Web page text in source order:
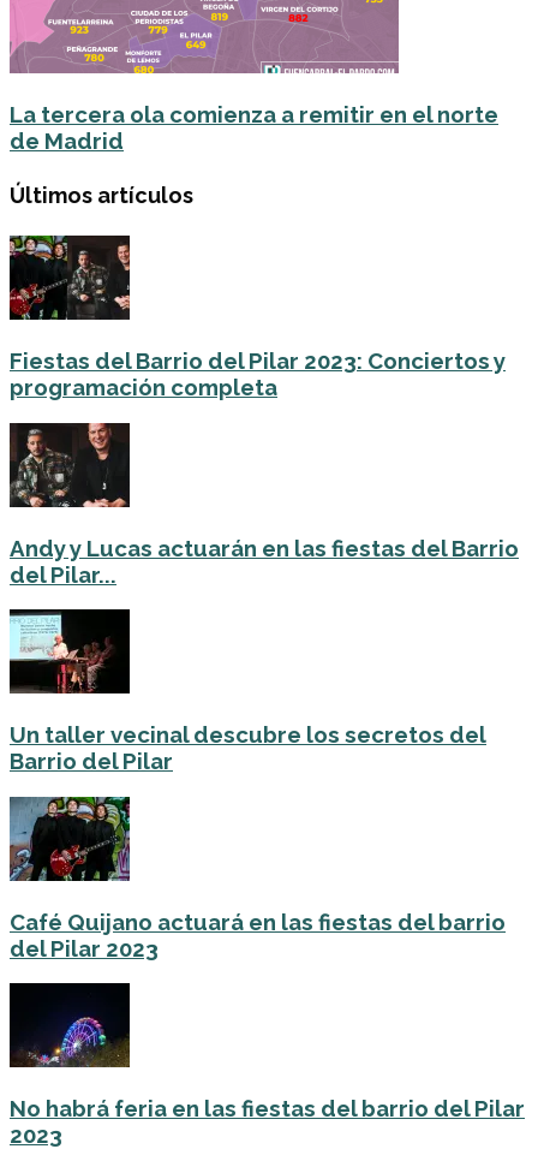
La tercera ola comienza a remitir en el norte
de Madrid
Últimos artículos
Fiestas del Barrio del Pilar 2023: Conciertos y
programación completa
Andy y Lucas actuarán en las fiestas del Barrio
del Pilar...
Un taller vecinal descubre los secretos del
Barrio del Pilar
Café Quijano actuará en las fiestas del barrio
del Pilar 2023
No habrá feria en las fiestas del barrio del Pilar
2023